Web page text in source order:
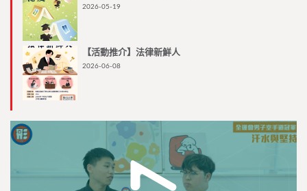
2026-05-19
【活動推介】法律新鮮人
2026-06-08